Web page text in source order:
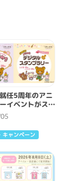
任5周年のアニ
イベントがスタ
キャンペーン